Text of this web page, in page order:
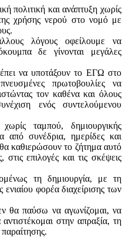
πολιτική και ανάπτυξη χωρίς
χρήσης νερού στο νομό με
λόγους οφείλουμε να
δε γίνονται μεγάλες
να υποτάξουν το ΕΓΩ στο
πρωτοβουλίες να
τον καθένα και όλους
ενός συντελούμενου
ταμπού, δημιουργικής
από συνέδρια, ημερίδες και
καθιερώσουν το ζήτημα αυτό
επιλογές και τις σκέψεις
τη δημιουργία, με τη
φορέα διαχείρισης των
θα παύσω να αγωνίζομαι, να
στην απραξία, τη